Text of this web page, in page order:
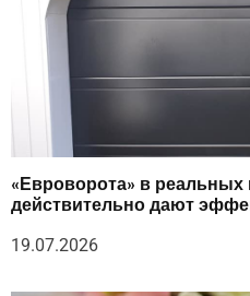
«Евроворота» в реальных
действительно дают
19.07.2026